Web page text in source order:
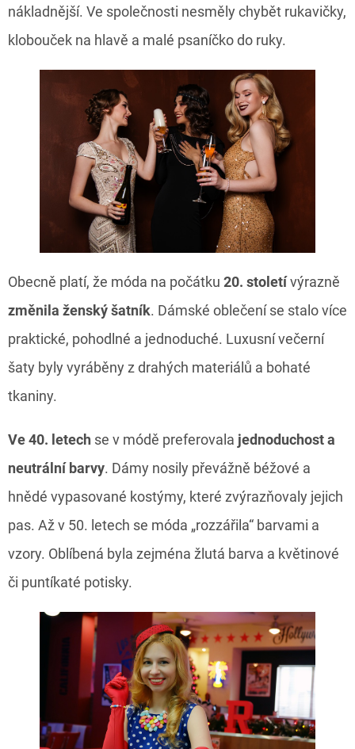
nákladnější. Ve společnosti nesměly chybět rukavičky,
klobouček na hlavě a malé psaníčko do ruky.
Obecně platí, že móda na počátku 20. stoletívýrazně
změnila ženský šatník. Dámské oblečení se stalo více
praktické, pohodlné a jednoduché. Luxusní večerní
šaty byly vyráběny z drahých materiálů a bohaté
tkaniny.
Ve 40. letech se v módě preferovala jednoduchost a
neutrální barvy. Dámy nosily převážně béžové a
hnědé vypasované kostýmy, které zvýrazňovaly jejich
pas. Až v 50. letech se móda „rozzářila“ barvami a
vzory. Oblíbená byla zejména žlutá barva a květinové
či puntíkaté potisky.